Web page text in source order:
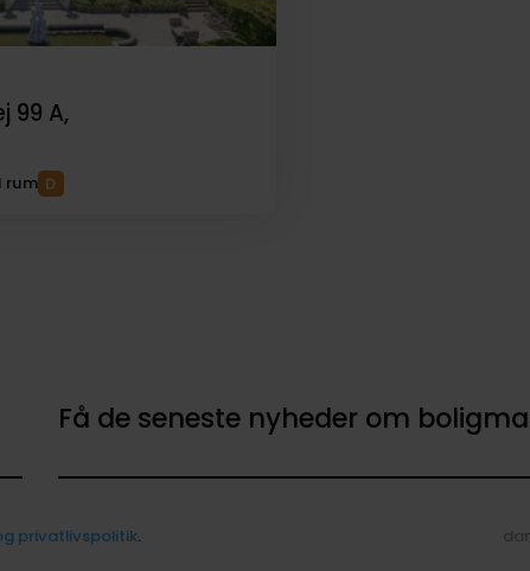
99 A,
rum
Få de seneste nyheder om
privatlivspolitik.